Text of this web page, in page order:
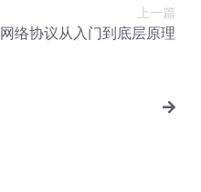
上一篇
网络协议从入门到底层原理